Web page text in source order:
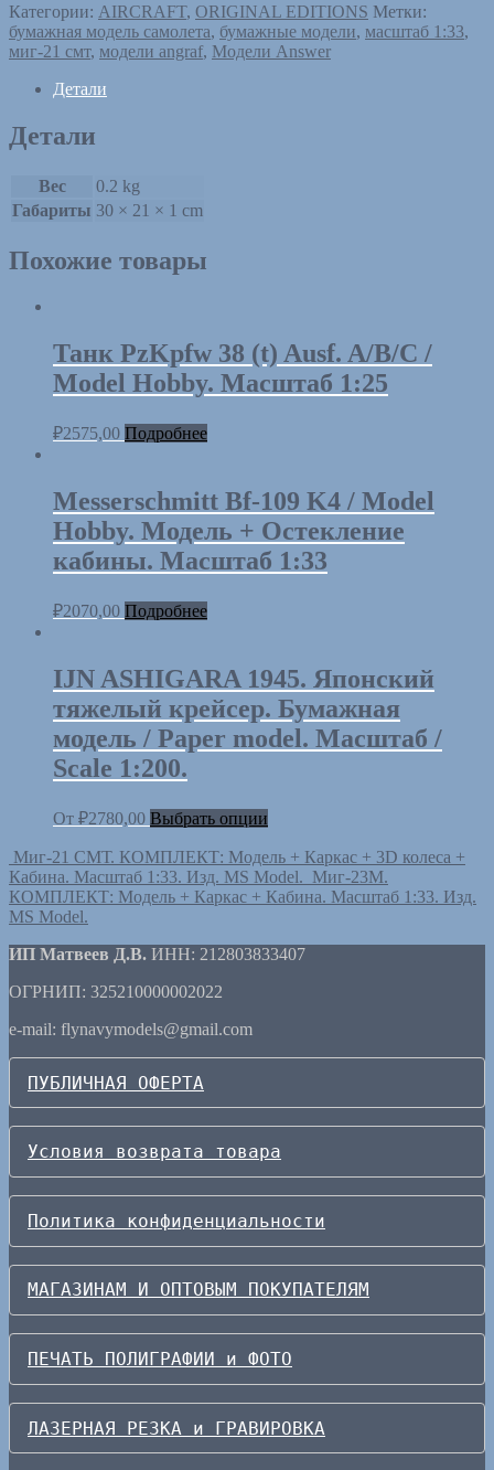
Категории: AIRCRAFT, ORIGINAL EDITIONS Метки:
бумажная модель самолета, бумажные модели, масштаб 1:33,
миг-21 смт, модели angraf, Модели Answer
Детали
Детали
Вес
0.2 kg
Габариты 30 × 21 × 1 cm
Похожие товары
Танк PzKpfw 38 (t) Ausf. A/B/C /
Model Hobby. Масштаб 1:25
₽2575,00 Подробнее
Messerschmitt Bf-109 K4 / Model
Hobby. Модель + Остекление
кабины. Масштаб 1:33
₽2070,00 Подробнее
IJN ASHIGARA 1945. Японский
тяжелый крейсер. Бумажная
модель / Paper model. Масштаб /
Scale 1:200.
От ₽2780,00 Выбрать опции
Миг-21 СМТ. КОМПЛЕКТ: Модель + Каркас + 3D колеса +
Кабина. Масштаб 1:33. Изд. MS Model. Миг-23М.
КОМПЛЕКТ: Модель + Каркас + Кабина. Масштаб 1:33. Изд.
MS Model.
ИП Матвеев Д.В. ИНН: 212803833407
ОГРНИП: 325210000002022
e-mail: flynavymodels@gmail.com
ПУБЛИЧНАЯ ОФЕРТА
Условия возврата товара
Политика конфиденциальности
МАГАЗИНАМ И ОПТОВЫМ ПОКУПАТЕЛЯМ
ПЕЧАТЬ ПОЛИГРАФИИ и ФОТО
ЛАЗЕРНАЯ РЕЗКА и ГРАВИРОВКА